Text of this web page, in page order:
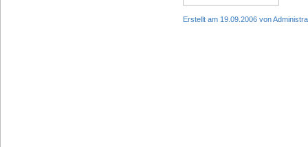
Erstellt am 19.09.2006 von